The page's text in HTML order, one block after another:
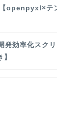
openpyxl×テ
効率化スクリ